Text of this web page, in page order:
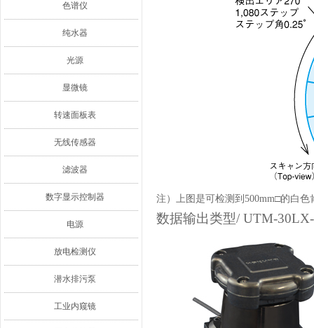
色谱仪
纯水器
光源
显微镜
转速面板表
无线传感器
滤波器
数字显示控制器
电源
放电检测仪
潜水排污泵
工业内窥镜
注）上图是可检测到500mm□的白
数据输出类型/ UTM-